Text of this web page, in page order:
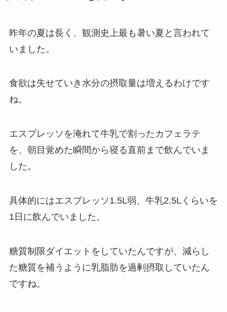
昨年の夏は長く、観測史上最も暑い夏と言われて
いました。
食欲は失せていき水分の摂取量は増えるわけです
ね。
エスプレッソを淹れて牛乳で割ったカフェラテ
を、朝目覚めた瞬間から寝る直前まで飲んでいま
した。
具体的にはエスプレッソ1.5L弱、牛乳2.5Lくらいを
1日に飲んでいました。
糖質制限ダイエットをしていたんですが、減らし
た糖質を補うように乳脂肪を過剰摂取していたん
ですね。